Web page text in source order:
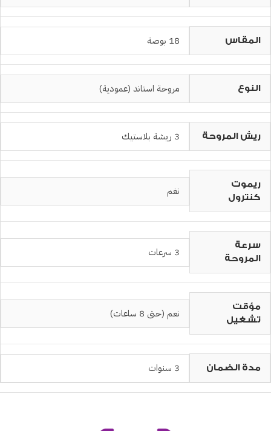
المقاس 18 بوصة
النوع مروحة استاند (عمودية)
ريش المروحة 3 ريشة بلاستيك
ريموت
كنترول
نغم
سرعة
المروحة
3 سرعات
مؤقت
تشغيل
نعم (حتى 8 ساعات)
مدة الضمان 3 سنوات